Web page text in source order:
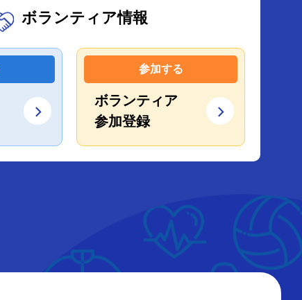
ボランティア情報
参加する
ボランティア
参加登録